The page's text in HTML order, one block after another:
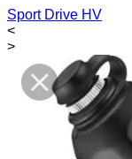
Sport Drive HV
<
>